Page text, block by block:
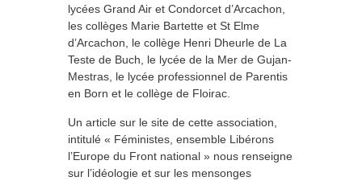
lycées Grand Air et Condorcet d’Arcachon,
les collèges Marie Bartette et St Elme
d’Arcachon, le collège Henri Dheurle de La
Teste de Buch, le lycée de la Mer de Gujan-
Mestras, le lycée professionnel de Parentis
en Born et le collège de Floirac.
Un article sur le site de cette association,
intitulé « Féministes, ensemble Libérons
l’Europe du Front national » nous renseigne
sur l’idéologie et sur les mensonges